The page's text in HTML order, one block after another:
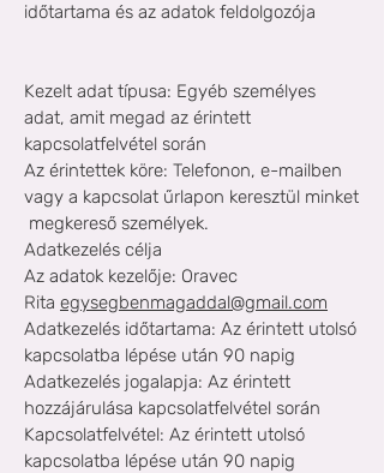
időtartama és az adatok feldolgozója
Kezelt adat típusa: Egyéb személyes
adat, amit megad az érintett
kapcsolatfelvétel során
Az érintettek köre: Telefonon, e-mailben
vagy a kapcsolat űrlapon keresztül minket
megkereső személyek.
Adatkezelés célja
Az adatok kezelője: Oravec
Rita egysegbenmagaddal@gmail.com
Adatkezelés időtartama: Az érintett utolsó
kapcsolatba lépése után 90 napig
Adatkezelés jogalapja: Az érintett
hozzájárulása kapcsolatfelvétel során
Kapcsolatfelvétel: Az érintett utolsó
kapcsolatba lépése után 90 napig